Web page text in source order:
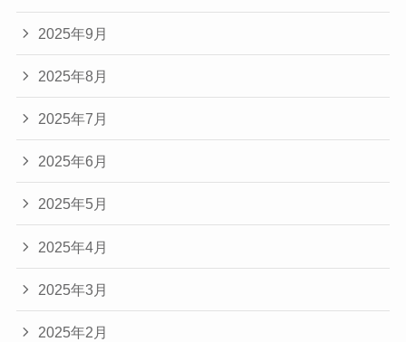
2025年9月
2025年8月
2025年7月
2025年6月
2025年5月
2025年4月
2025年3月
2025年2月